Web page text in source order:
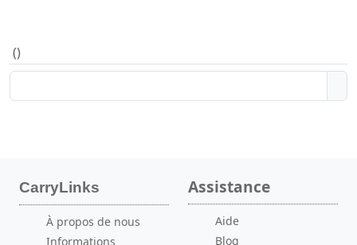
()
CarryLinks
À propos de nous
Informations
Assistance
Aide
Blog